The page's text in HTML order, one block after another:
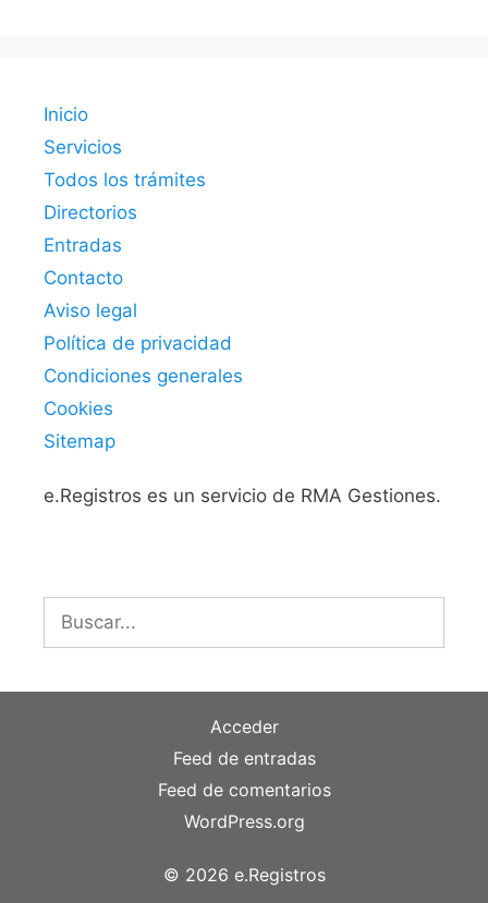
Inicio
Servicios
Todos los trámites
Directorios
Entradas
Contacto
Aviso legal
Política de privacidad
Condiciones generales
Cookies
Sitemap
e.Registros es un servicio de RMA Gestiones.
Buscar:
Acceder
Feed de entradas
Feed de comentarios
WordPress.org
© 2026 e.Registros